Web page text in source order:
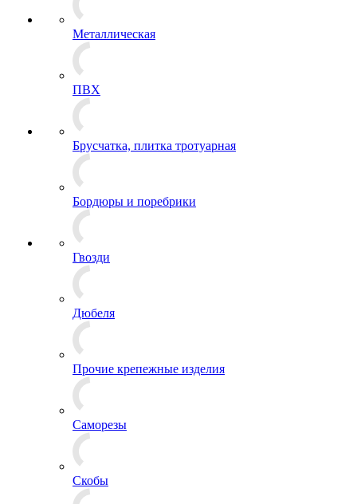
Металлическая
ПВХ
Брусчатка, плитка тротуарная
Бордюры и поребрики
Гвозди
Дюбеля
Прочие крепежные изделия
Саморезы
Скобы